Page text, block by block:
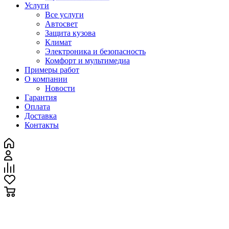
Услуги
Все услуги
Автосвет
Защита кузова
Климат
Электроника и безопасность
Комфорт и мультимедиа
Примеры работ
О компании
Новости
Гарантия
Оплата
Доставка
Контакты